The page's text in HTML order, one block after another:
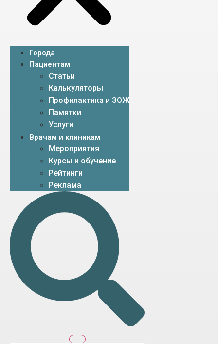
Города
Пациентам
Статьи
Калькуляторы
Профилактика и ЗОЖ
Памятки
Услуги
Врачам и клиникам
Мероприятия
Курсы и обучение
Рейтинги
Реклама